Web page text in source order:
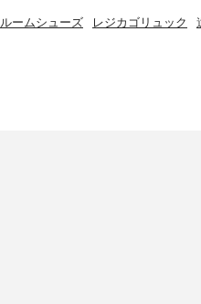
ルームシューズ レジカゴリュック